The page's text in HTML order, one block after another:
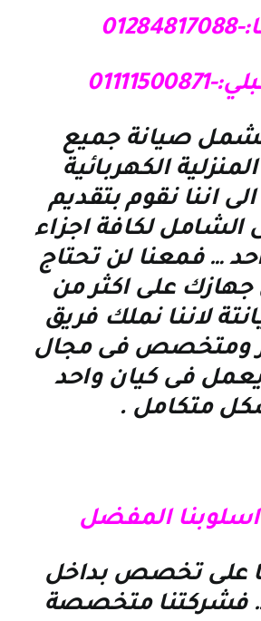
صيانة جميع
الكهربائية
اننا نقوم بتقديم
الشامل لكافة اجزاء
… فمعنا لن تحتاج
على اكثر من
لاننا نملك فريق
ومتخصص فى مجال
فى كيان واحد
متكامل .
اسلوبنا المفضل
على تخصص بداخل
متخصصة